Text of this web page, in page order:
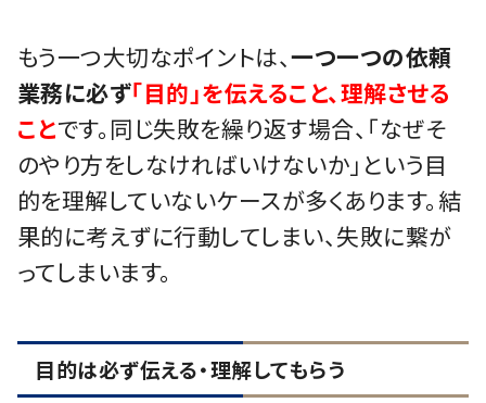
もう一つ大切なポイントは、一つ一つの依頼
業務に必ず「目的」を伝えること、理解させる
ことです。同じ失敗を繰り返す場合、「なぜそ
のやり方をしなければいけないか」という目
的を理解していないケースが多くあります。結
果的に考えずに行動してしまい、失敗に繋が
ってしまいます。
目的は必ず伝える・理解してもらう